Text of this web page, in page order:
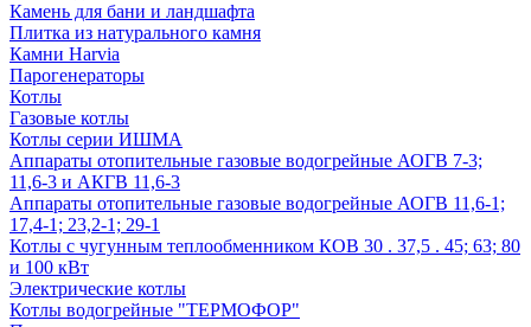
Камень для бани и ландшафта
Плитка из натурального камня
Камни Harvia
Парогенераторы
Котлы
Газовые котлы
Котлы серии ИШМА
Аппараты отопительные газовые водогрейные АОГВ 7-3;
11,6-3 и АКГВ 11,6-3
Аппараты отопительные газовые водогрейные АОГВ 11,6-1;
17,4-1; 23,2-1; 29-1
Котлы с чугунным теплообменником КОВ 30 . 37,5 . 45; 63; 80
и 100 кВт
Электрические котлы
Котлы водогрейные "ТЕРМОФОР"